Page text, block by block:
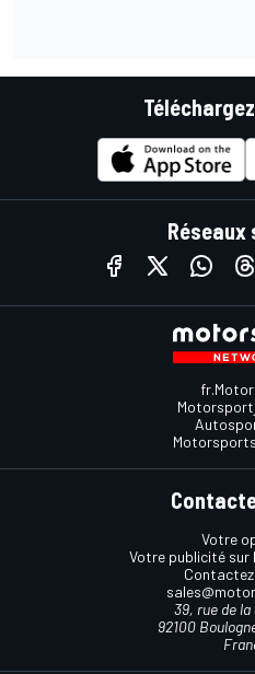
Réseaux
Votre
Votre publicité
39, rue de
92100